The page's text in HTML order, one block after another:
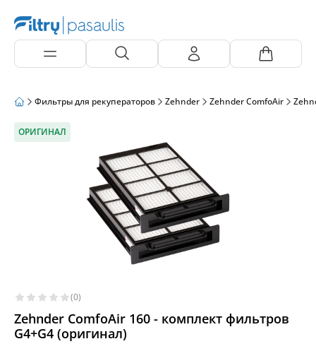
Фильтры для рекуператоров Zehnder Zehnder ComfoAir
ОРИГИНАЛ
(0)
Zehnder ComfoAir 160 - комплект фильтров
G4+G4 (оригинал)